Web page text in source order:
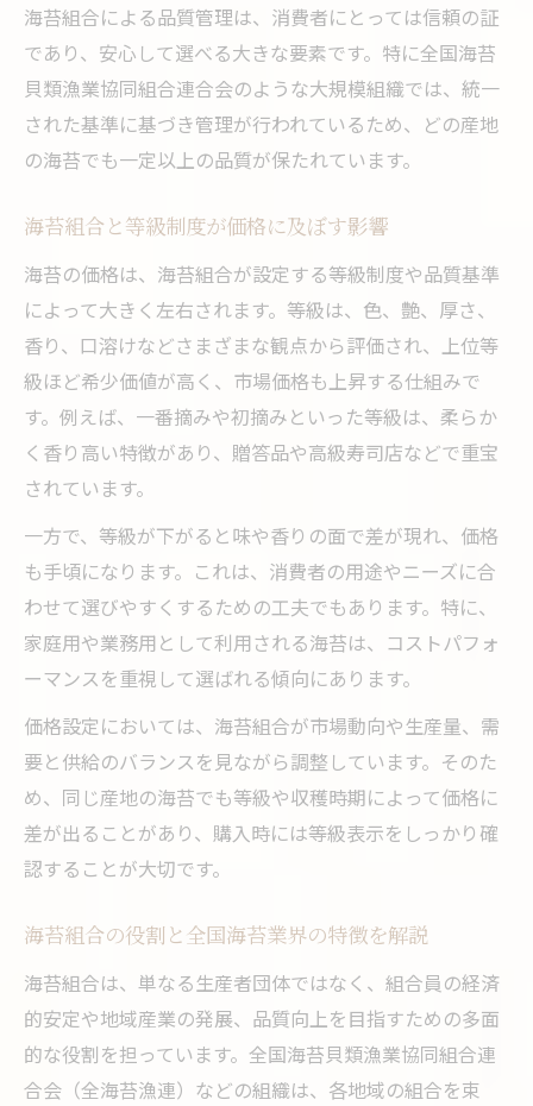
海苔組合による等級分けと価格決定の仕組
み
海苔の等級が贈答品選びに与える影響とは
海苔組合が守る初摘み品質基準と流通の工
等級と産地で変わる海苔の味と価格の差
贈答品に選ばれる海苔の魅力と選び方のコツ
贈答用海苔が選ばれる品質と海苔組合の関
係
海苔の等級や初摘みが贈答品に適する理由
海苔組合監修の高品質海苔が贈答に最適な
訳
失敗しない贈答用海苔の選び方と海苔組合
贈答用に人気の海苔業界おすすめポイント
海苔の産地や組合ごとの特徴と注目ポイント
海苔組合ごとに異なる産地の品質へのこだ
介
海苔組合と産地が生み出す味や香りの違い
注目される海苔組合発の最新品質基準とは
海苔組合選びで失敗しない産地の見極め方
海苔組合による品質管理は、消費者にとっては信頼の証
であり、安心して選べる大きな要素です。特に全国海苔
貝類漁業協同組合連合会のような大規模組織では、統一
された基準に基づき管理が行われているため、どの産地
の海苔でも一定以上の品質が保たれています。
海苔組合と等級制度が価格に及ぼす影響
海苔の価格は、海苔組合が設定する等級制度や品質基準
によって大きく左右されます。等級は、色、艶、厚さ、
香り、口溶けなどさまざまな観点から評価され、上位等
級ほど希少価値が高く、市場価格も上昇する仕組みで
す。例えば、一番摘みや初摘みといった等級は、柔らか
く香り高い特徴があり、贈答品や高級寿司店などで重宝
されています。
一方で、等級が下がると味や香りの面で差が現れ、価格
も手頃になります。これは、消費者の用途やニーズに合
わせて選びやすくするための工夫でもあります。特に、
家庭用や業務用として利用される海苔は、コストパフォ
ーマンスを重視して選ばれる傾向にあります。
価格設定においては、海苔組合が市場動向や生産量、需
要と供給のバランスを見ながら調整しています。そのた
め、同じ産地の海苔でも等級や収穫時期によって価格に
差が出ることがあり、購入時には等級表示をしっかり確
認することが大切です。
海苔組合の役割と全国海苔業界の特徴を解説
海苔組合は、単なる生産者団体ではなく、組合員の経済
的安定や地域産業の発展、品質向上を目指すための多面
的な役割を担っています。全国海苔貝類漁業協同組合連
合会（全海苔漁連）などの組織は、各地域の組合を束